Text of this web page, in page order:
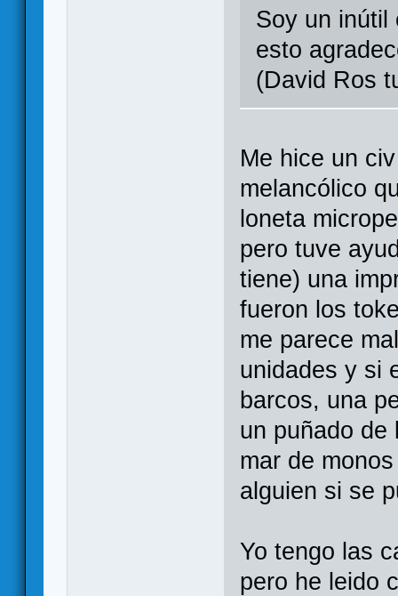
Soy un inútil
esto
(David Ros
Me hice un
melancólico
loneta
pero tuve
tiene) una
fueron los
me parece
unidades y si
barcos, una
un puñado de
mar de
alguien si se
Yo tengo las
pero he leido